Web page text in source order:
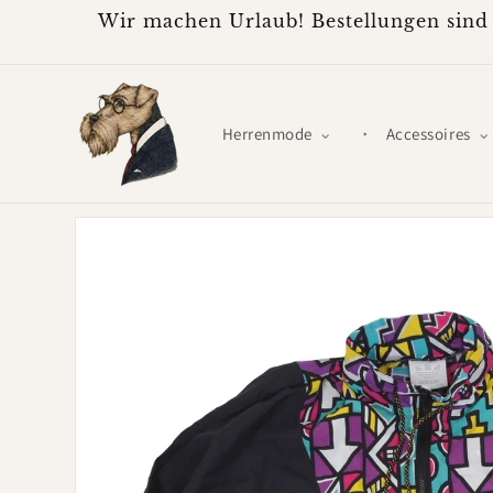
Wir machen Urlaub! Bestellungen
Herrenmode Accessoires
Zu